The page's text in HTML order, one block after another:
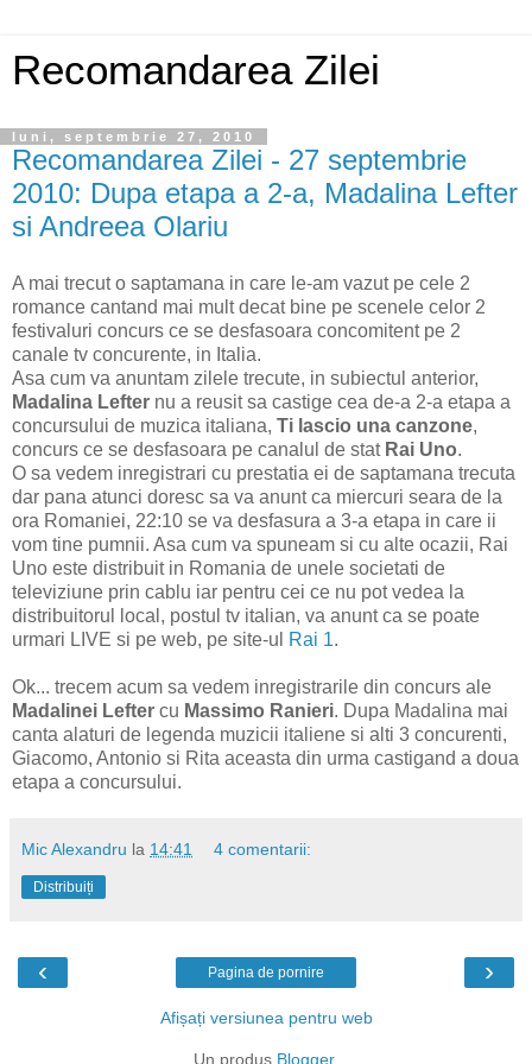
Recomandarea Zilei
luni, septembrie 27, 2010
Recomandarea Zilei - 27 septembrie
2010: Dupa etapa a 2-a, Madalina Lefter
si Andreea Olariu
A mai trecut o saptamana in care le-am vazut pe cele 2
romance cantand mai mult decat bine pe scenele celor 2
festivaluri concurs ce se desfasoara concomitent pe 2
canale tv concurente, in Italia.
Asa cum va anuntam zilele trecute, in subiectul anterior,
Madalina Lefter nu a reusit sa castige cea de-a 2-a etapa a
concursului de muzica italiana, Ti lascio una canzone,
concurs ce se desfasoara pe canalul de stat Rai Uno.
O sa vedem inregistrari cu prestatia ei de saptamana trecuta
dar pana atunci doresc sa va anunt ca miercuri seara de la
ora Romaniei, 22:10 se va desfasura a 3-a etapa in care ii
vom tine pumnii. Asa cum va spuneam si cu alte ocazii, Rai
Uno este distribuit in Romania de unele societati de
televiziune prin cablu iar pentru cei ce nu pot vedea la
distribuitorul local, postul tv italian, va anunt ca se poate
urmari LIVE si pe web, pe site-ul
Rai 1.
Ok... trecem acum sa vedem inregistrarile din concurs ale
Madalinei Lefter cu Massimo Ranieri. Dupa Madalina mai
canta alaturi de legenda muzicii italiene si alti 3 concurenti,
Giacomo, Antonio si Rita aceasta din urma castigand a doua
etapa a concursului.
Mic Alexandru la 14:41 4 comentarii:
Distribuiți
‹ ›
Pagina de pornire
Afișați versiunea pentru web
Un produs Blogger.